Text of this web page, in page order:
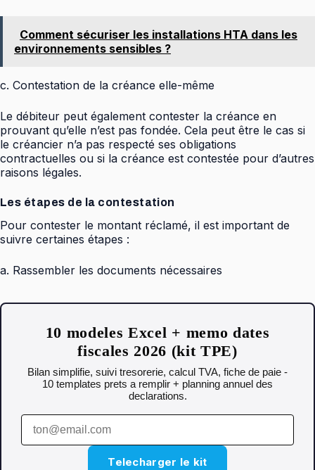
Comment sécuriser les installations HTA dans les
environnements sensibles ?
c. Contestation de la créance elle-même
Le débiteur peut également contester la créance en
prouvant qu’elle n’est pas fondée. Cela peut être le cas si
le créancier n’a pas respecté ses obligations
contractuelles ou si la créance est contestée pour d’autres
raisons légales.
Les étapes de la contestation
Pour contester le montant réclamé, il est important de
suivre certaines étapes :
a. Rassembler les documents nécessaires
10 modeles Excel + memo dates
fiscales 2026 (kit TPE)
Bilan simplifie, suivi tresorerie, calcul TVA, fiche de paie -
10 templates prets a remplir + planning annuel des
declarations.
Telecharger le kit